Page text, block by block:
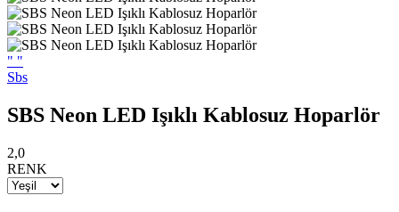
" "
Sbs
SBS Neon LED Işıklı Kablosuz Hoparlör
2,0
RENK